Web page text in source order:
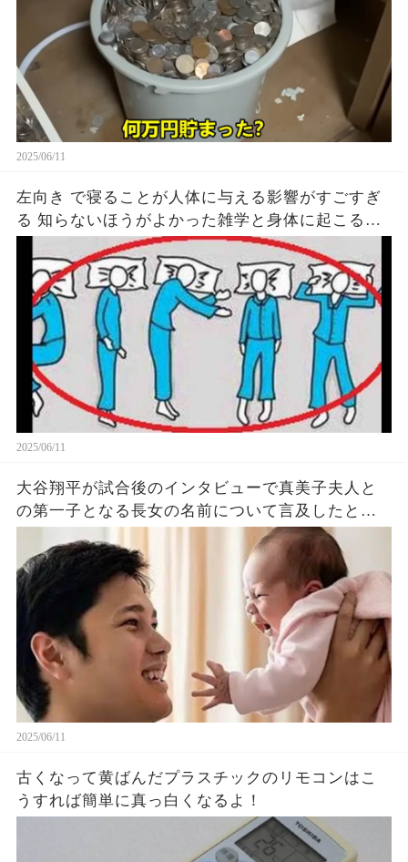
2025/06/11
左向き で寝ることが人体に与える影響がすごすぎ
る 知らないほうがよかった雑学と身体に起こる現
象がヤバい… 驚くべき 大人の 面白いけど知ると後
悔
2025/06/11
大谷翔平が試合後のインタビューで真美子夫人と
の第一子となる長女の名前について言及したと話
題に！山本由伸や佐々木朗希は知ってそう！
2025/06/11
古くなって黄ばんだプラスチックのリモコンはこ
うすれば簡単に真っ白くなるよ！